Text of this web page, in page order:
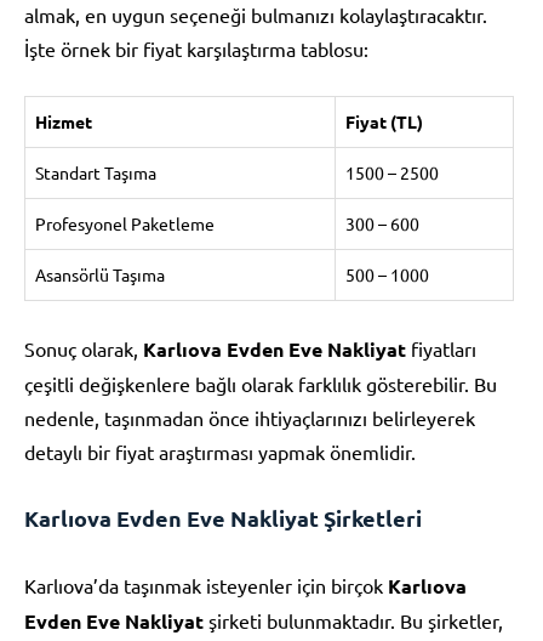
almak, en uygun seçeneği bulmanızı kolaylaştıracaktır.
İşte örnek bir fiyat karşılaştırma tablosu:
Hizmet Fiyat (TL)
Standart Taşıma 1500 – 2500
Profesyonel Paketleme 300 – 600
Asansörlü Taşıma 500 – 1000
Sonuç olarak, Karlıova Evden Eve Nakliyat fiyatları
çeşitli değişkenlere bağlı olarak farklılık gösterebilir. Bu
nedenle, taşınmadan önce ihtiyaçlarınızı belirleyerek
detaylı bir fiyat araştırması yapmak önemlidir.
Karlıova Evden Eve Nakliyat Şirketleri
Karlıova’da taşınmak isteyenler için birçok Karlıova
Evden Eve Nakliyat şirketi bulunmaktadır. Bu şirketler,